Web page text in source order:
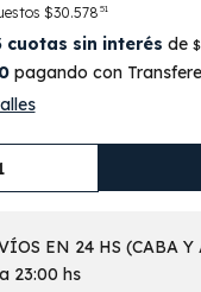
$30.578 51
cuotas sin interés de
pagando con
EN 24 HS (CABA
23:00 hs